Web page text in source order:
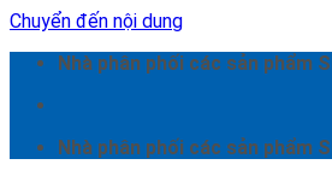
Chuyển đến nội dung
Nhà phân phối các sản phẩm
Nhà phân phối các sản phẩm